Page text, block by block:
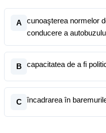
A
cunoaşterea normelor
conducere a
B capacitatea de a fi
C încadrarea în